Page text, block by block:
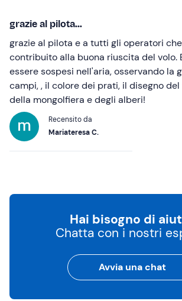
grazie al pilota...
grazie al pilota e a tutti gli operatori
contribuito alla buona riuscita del volo.
essere sospesi nell'aria, osservando la
campi, , il colore dei prati, il disegno
della mongolfiera e degli alberi!
Recensito da
Mariateresa C.
Hai bisogno di
Chatta con i nostri
Avvia una chat